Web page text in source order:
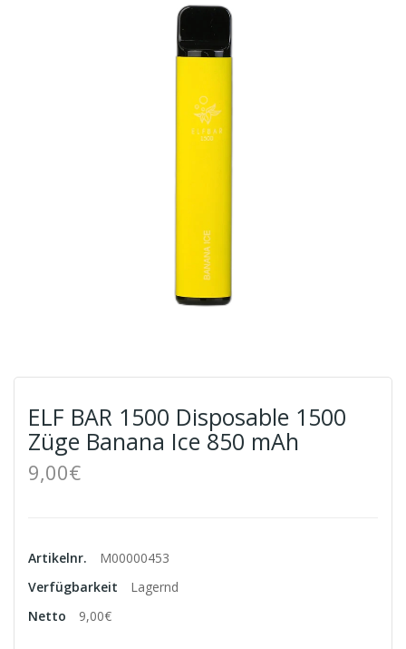
ELF BAR 1500 Disposable 1500
Züge Banana Ice 850 mAh
9,00€
Artikelnr.
M00000453
Verfügbarkeit
Lagernd
Netto
9,00€